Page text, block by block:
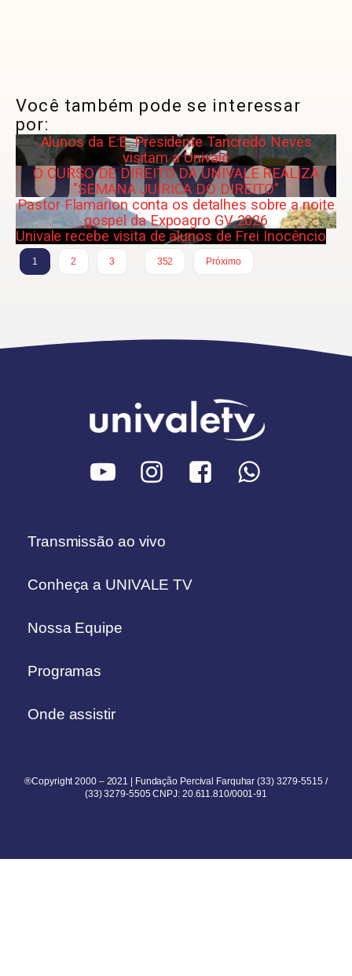
Você também pode se interessar
por:
Alunos da E.E. Presidente Tancredo Neves
visitam a Univale
O CURSO DE DIREITO DA UNIVALE REALIZA
"SEMANA JUÍRICA DO DIREITO"
Pastor Flamarion conta os detalhes sobre a noite
gospel da Expoagro GV 2026
Univale recebe visita de alunos de Frei Inocêncio
1 2 3
352
Próximo
Transmissão ao vivo
Conheça a UNIVALE TV
Nossa Equipe
Programas
Onde assistir
®Copyright 2000 – 2021 | Fundação Percival Farquhar (33) 3279-5515 /
(33) 3279-5505 CNPJ: 20.611.810/0001-91